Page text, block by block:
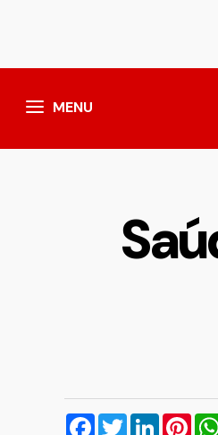
MENU
Facebook
TwitterLinkedIn